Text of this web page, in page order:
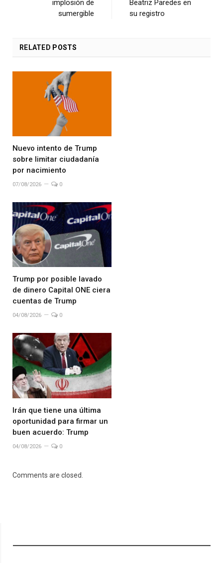
implosión de
sumergible
Beatriz Paredes en
su registro
RELATED POSTS
Nuevo intento de Trump
sobre limitar ciudadanía
por nacimiento
07/08/2026 0
Trump por posible lavado
de dinero Capital ONE ciera
cuentas de Trump
04/08/2026 0
Irán que tiene una última
oportunidad para firmar un
buen acuerdo: Trump
04/08/2026 0
Comments are closed.